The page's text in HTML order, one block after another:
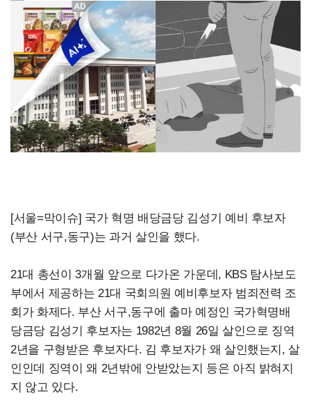
[서울=막이슈] 국가 혁명 배당금당 김성기 예비 후보자
(부산 서구,동구)는 과거 살인을 했다.
21대 총선이 3개월 앞으로 다가온 가운데, KBS 탐사보도
부에서 제공하는 21대 국회의원 예비후보자 범죄전력 조
회가 화제다. 부산 서구,동구에 출마 예정인 국가혁명배
당금당 김성기 후보자는 1982년 8월 26일 살인으로 징역
2년을 구형받은 후보자다. 김 후보자가 왜 살인했는지, 살
인인데 징역이 왜 2년밖에 안받았는지 등은 아직 밝혀지
지 않고 있다.